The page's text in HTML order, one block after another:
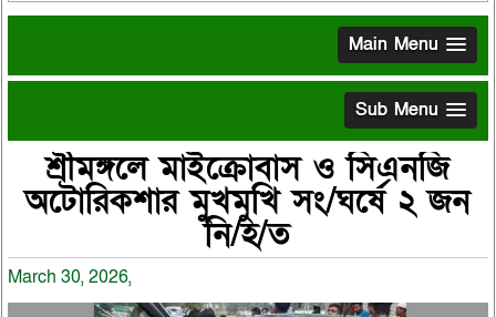
Main Menu
Sub Menu
শ্রীমঙ্গলে মাইক্রোবাস ও সিএনজি
অটোরিকশার মুখমুখি সং/ঘর্ষে ২ জন
নি/হ/ত
March 30, 2026,